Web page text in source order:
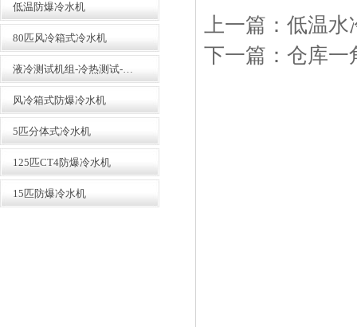
箱式冷水机生产线
低温防爆冷水机
80匹风冷箱式冷水机
液冷测试机组-冷热测试-精密恒温恒压恒流
风冷箱式防爆冷水机
5匹分体式冷水机
125匹CT4防爆冷水机
15匹防爆冷水机
上一篇： 低温水
下一篇： 仓库一